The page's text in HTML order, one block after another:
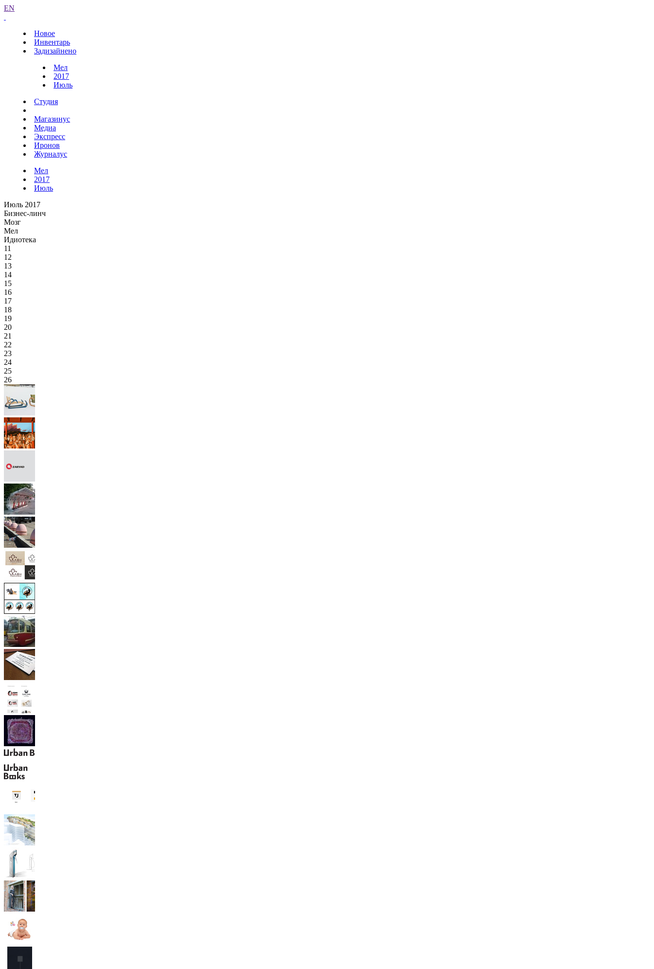
EN
Новое
Инвентарь
Задизайнено
Мел
2017
Июль
Студия
Магазинус
Медиа
Экспресс
Иронов
Журналус
Мел
2017
Июль
Июль 2017
Бизнес-линч
Мозг
Мел
Идиотека
11
12
13
14
15
16
17
18
19
20
21
22
23
24
25
26